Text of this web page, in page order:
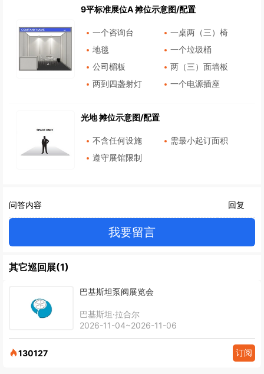
9平标准展位A 摊位示意图/配置
一个咨询台
一桌两（三）椅
地毯
一个垃圾桶
公司楣板
两（三）面墙板
两到四盏射灯
一个电源插座
光地 摊位示意图/配置
不含任何设施
需最小起订面积
遵守展馆限制
问答内容 回复
我要留言
其它巡回展(1)
巴基斯坦泵阀展览会
巴基斯坦·拉合尔
2026-11-04~2026-11-06
130127 订阅